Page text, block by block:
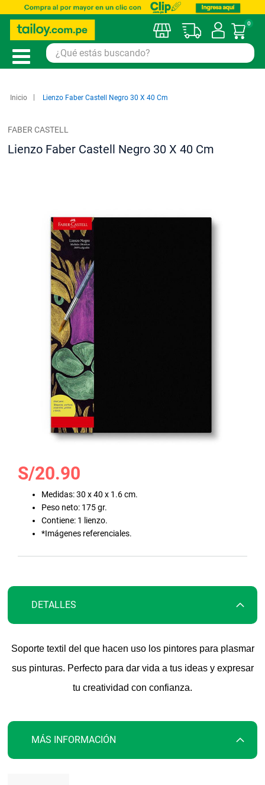
Mi
0
Inicio Lienzo Faber Castell Negro 30 X 40 Cm
Saltar
comienzo
imágenes
FABER CASTELL
Lienzo Faber Castell Negro 30 X 40 Cm
S/20.90
Medidas: 30 x 40 x 1.6 cm.
Peso neto: 175 gr.
Contiene: 1 lienzo.
*Imágenes referenciales.
DETALLES
Soporte textil del que hacen uso los pintores para plasmar
sus pinturas. Perfecto para dar vida a tus ideas y expresar
tu creatividad con confianza.
MÁS INFORMACIÓN